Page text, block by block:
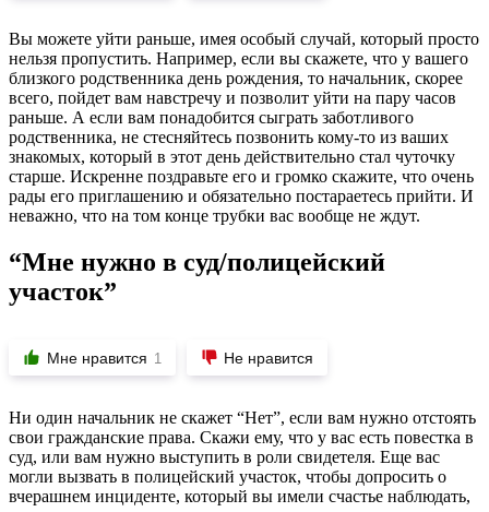
Вы можете уйти раньше, имея особый случай, который просто
нельзя пропустить. Например, если вы скажете, что у вашего
близкого родственника день рождения, то начальник, скорее
всего, пойдет вам навстречу и позволит уйти на пару часов
раньше. А если вам понадобится сыграть заботливого
родственника, не стесняйтесь позвонить кому-то из ваших
знакомых, который в этот день действительно стал чуточку
старше. Искренне поздравьте его и громко скажите, что очень
рады его приглашению и обязательно постараетесь прийти. И
неважно, что на том конце трубки вас вообще не ждут.
“Мне нужно в суд/полицейский
участок”
Мне нравится 1 Не нравится
Ни один начальник не скажет “Нет”, если вам нужно отстоять
свои гражданские права. Скажи ему, что у вас есть повестка в
суд, или вам нужно выступить в роли свидетеля. Еще вас
могли вызвать в полицейский участок, чтобы допросить о
вчерашнем инциденте, который вы имели счастье наблюдать,